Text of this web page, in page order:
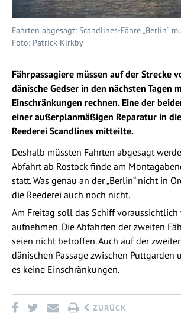
Fahrten abgesagt: Scandlines-Fähre „Berlin“
Foto: Patrick Kirkby
Fährpassagiere müssen auf der Strecke
dänische Gedser in den nächsten Tagen
Einschränkungen rechnen. Eine der
einer außerplanmäßigen Reparatur in
Reederei Scandlines mitteilte.
Deshalb müssten Fahrten abgesagt
Abfahrt ab Rostock finde am
statt. Was genau an der „Berlin“ nicht in
die Reederei auch noch nicht.
Am Freitag soll das Schiff
aufnehmen. Die Abfahrten der zweiten
seien nicht betroffen. Auch auf der
dänischen Passage zwischen Puttgarden
es keine Einschränkungen.
ZURÜCK